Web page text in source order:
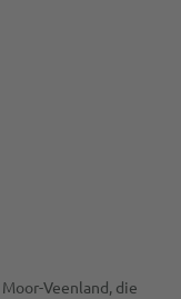
Veenland, die